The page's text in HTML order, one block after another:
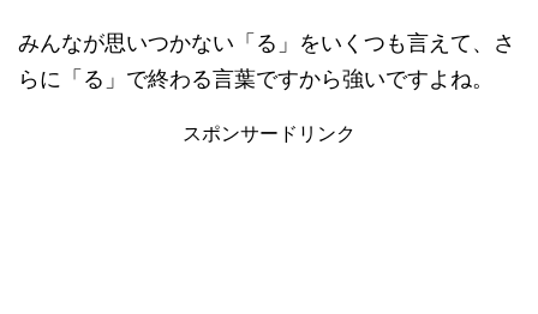
みんなが思いつかない「る」をいくつも言えて、さ
らに「る」で終わる言葉ですから強いですよね。
スポンサードリンク